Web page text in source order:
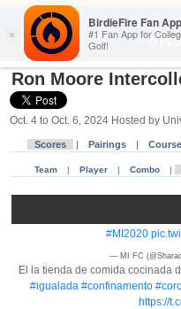
Ron Moore
Oct. 4 to Oct. 6, 2024 Hosted by
Scores | Pairings | Course
Team | Player | Combo |
#MI2020
— MI FC
El la tienda de comida cocinada
#igualada #confinamento
https://